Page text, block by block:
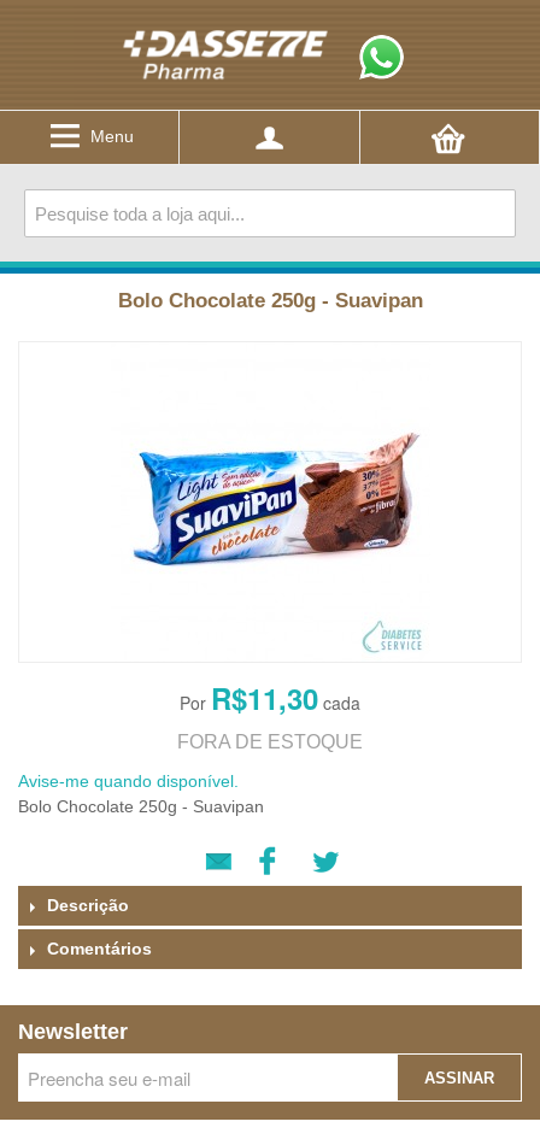
Menu
Bolo Chocolate 250g - Suavipan
R$11,30
FORA DE ESTOQUE
Avise-me quando disponível.
Bolo Chocolate 250g - Suavipan
Descrição
Comentários
Newsletter
ASSINAR